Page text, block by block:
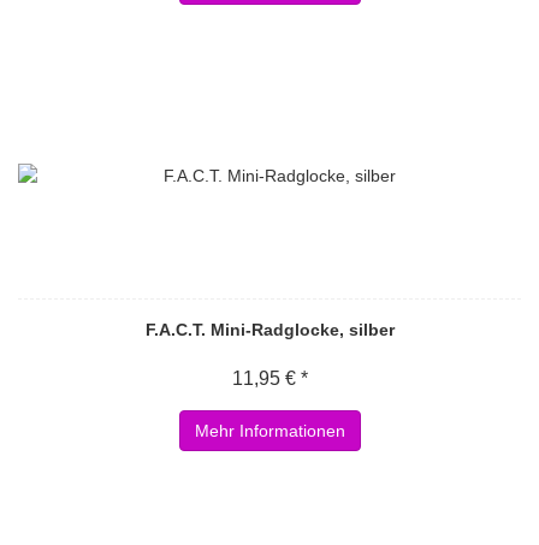
F.A.C.T. Mini-Radglocke, silber
11,95 € *
Mehr Informationen